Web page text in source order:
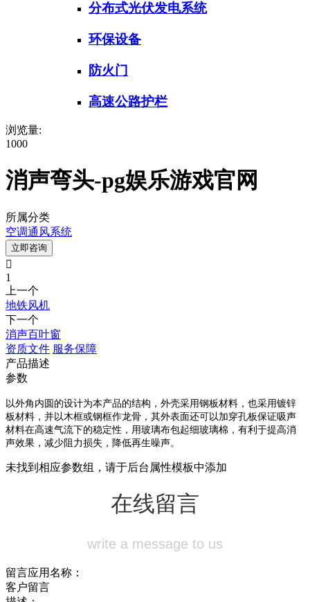
分布式光伏发电系统
环保设备
防火门
高速公路护栏
浏览量:
1000
消声弯头-pg娱乐游戏官网
所属分类
空调通风系统
立即咨询

1
上一个
地铁风机
下一个
消声百叶窗
资质文件 服务保障
产品描述
参数
以外角内圆的设计为本产品的结构，外壳采用钢板材料，也采用镀锌
板材料，并以木框或钢框作龙骨，其外表面还可以加穿孔板保证吸声
材料在高速气流下的稳定性，用玻璃布包起细玻璃棉，有利于提高消
声效果，减少阻力损失，降低再生噪声。
未找到相应参数组，请于后台属性模板中添加
在线留言
write a message to us
留言应用名称：
客户留言